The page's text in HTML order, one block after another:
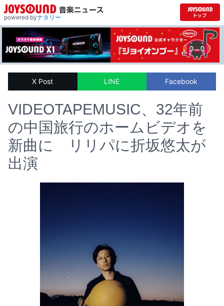
powered byナタリー
X Post LINE Facebook
VIDEOTAPEMUSIC、32年前
の中国旅行のホームビデオを
新曲に リリパに折坂悠太が
出演